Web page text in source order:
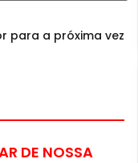
para a próxima vez
DE NOSSA